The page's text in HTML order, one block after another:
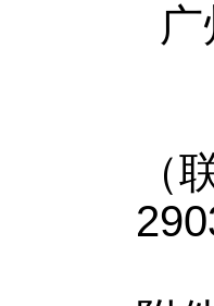
（